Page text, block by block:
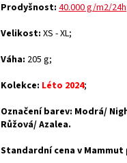
Prodyšnost: 40.000 g/m2/24h
Velikost: XS - XL;
Váha: 205 g;
Kolekce: Léto 2024;
Označení barev: Modrá/
Růžová/ Azalea.
Standardní cena v